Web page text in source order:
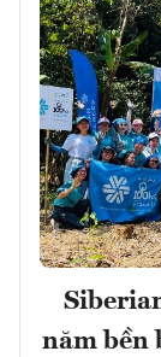
năm bền